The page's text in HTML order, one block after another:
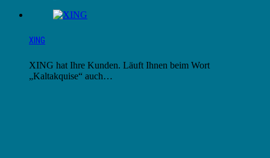
XING
XING hat Ihre Kunden. Läuft Ihnen beim Wort
„Kaltakquise“ auch…